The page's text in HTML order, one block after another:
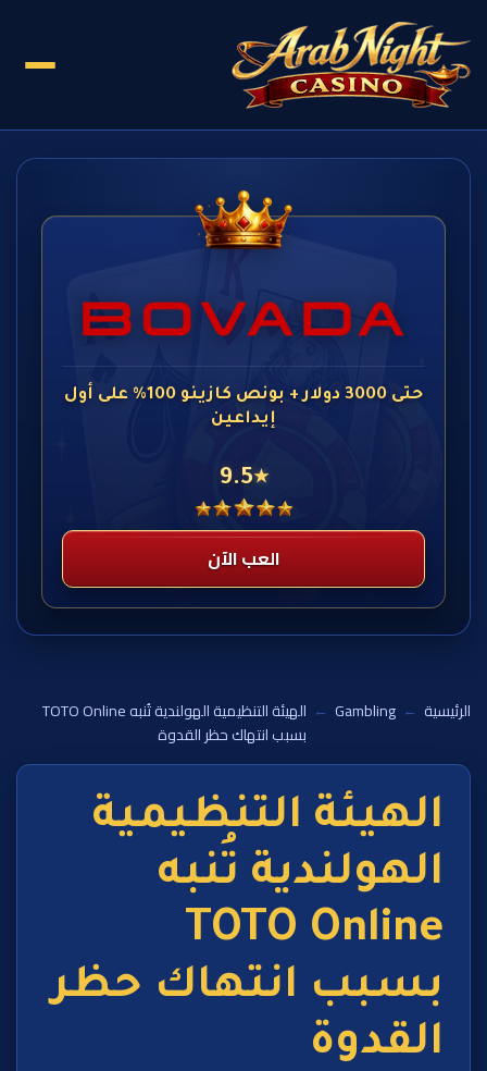
حتى 3000 دولار + بونص كازينو 100% على أول
إيداعين
★
9.5
العب الآن
الرئيسية ←
Gambling
←
الهيئة التنظيمية الهولندية تُنبه TOTO Online
بسبب انتهاك حظر القدوة
الهيئة التنظيمية
الهولندية تُنبه
TOTO Online
بسبب انتهاك حظر
القدوة